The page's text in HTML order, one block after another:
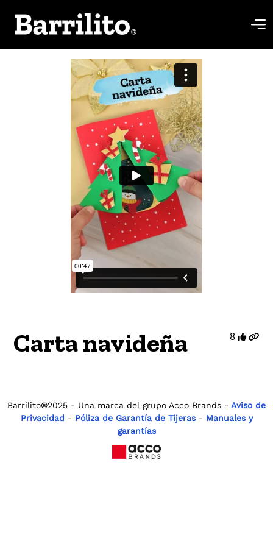
Carta navideña 8
Barrilito®2025 - Una marca del grupo Acco Brands - Aviso de
Privacidad - Póliza de Garantía de Tijeras - Manuales y
garantías